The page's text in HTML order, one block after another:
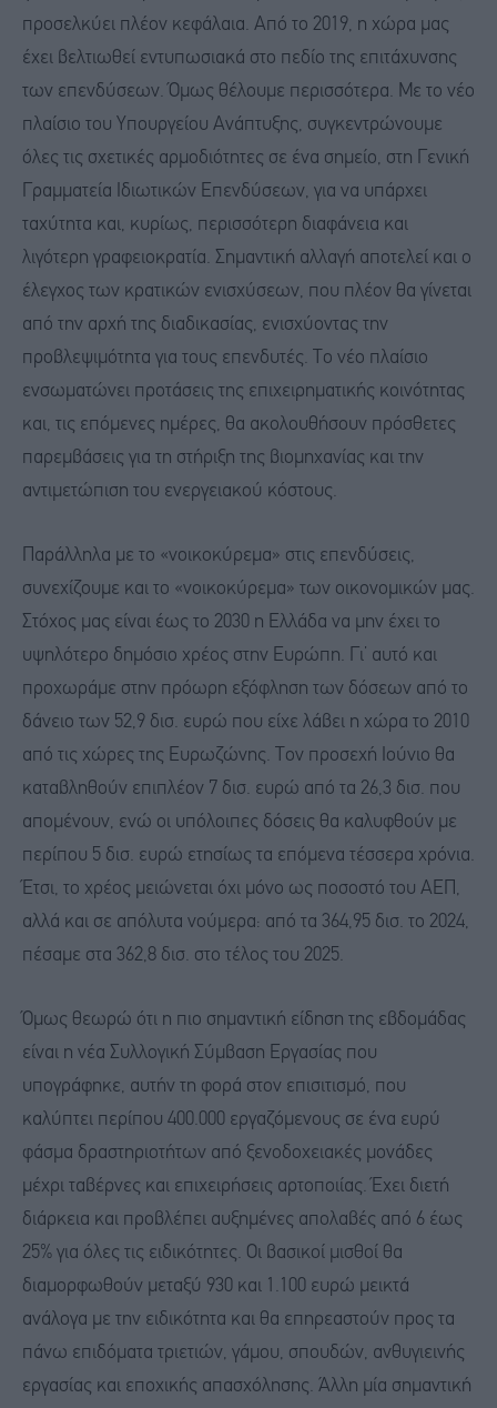
προσελκύει πλέον κεφάλαια. Από το 2019, η χώρα μας
έχει βελτιωθεί εντυπωσιακά στο πεδίο της επιτάχυνσης
των επενδύσεων. Όμως θέλουμε περισσότερα. Με το νέο
πλαίσιο του Υπουργείου Ανάπτυξης, συγκεντρώνουμε
όλες τις σχετικές αρμοδιότητες σε ένα σημείο, στη Γενική
Γραμματεία Ιδιωτικών Επενδύσεων, για να υπάρχει
ταχύτητα και, κυρίως, περισσότερη διαφάνεια και
λιγότερη γραφειοκρατία. Σημαντική αλλαγή αποτελεί και ο
έλεγχος των κρατικών ενισχύσεων, που πλέον θα γίνεται
από την αρχή της διαδικασίας, ενισχύοντας την
προβλεψιμότητα για τους επενδυτές. Το νέο πλαίσιο
ενσωματώνει προτάσεις της επιχειρηματικής κοινότητας
και, τις επόμενες ημέρες, θα ακολουθήσουν πρόσθετες
παρεμβάσεις για τη στήριξη της βιομηχανίας και την
αντιμετώπιση του ενεργειακού κόστους.
Παράλληλα με το «νοικοκύρεμα» στις επενδύσεις,
συνεχίζουμε και το «νοικοκύρεμα» των οικονομικών μας.
Στόχος μας είναι έως το 2030 η Ελλάδα να μην έχει το
υψηλότερο δημόσιο χρέος στην Ευρώπη. Γι’ αυτό και
προχωράμε στην πρόωρη εξόφληση των δόσεων από το
δάνειο των 52,9 δισ. ευρώ που είχε λάβει η χώρα το 2010
από τις χώρες της Ευρωζώνης. Τον προσεχή Ιούνιο θα
καταβληθούν επιπλέον 7 δισ. ευρώ από τα 26,3 δισ. που
απομένουν, ενώ οι υπόλοιπες δόσεις θα καλυφθούν με
περίπου 5 δισ. ευρώ ετησίως τα επόμενα τέσσερα χρόνια.
Έτσι, το χρέος μειώνεται όχι μόνο ως ποσοστό του ΑΕΠ,
αλλά και σε απόλυτα νούμερα: από τα 364,95 δισ. το 2024,
πέσαμε στα 362,8 δισ. στο τέλος του 2025.
Όμως θεωρώ ότι η πιο σημαντική είδηση της εβδομάδας
είναι η νέα Συλλογική Σύμβαση Εργασίας που
υπογράφηκε, αυτήν τη φορά στον επισιτισμό, που
καλύπτει περίπου 400.000 εργαζόμενους σε ένα ευρύ
φάσμα δραστηριοτήτων από ξενοδοχειακές μονάδες
μέχρι ταβέρνες και επιχειρήσεις αρτοποιίας. Έχει διετή
διάρκεια και προβλέπει αυξημένες απολαβές από 6 έως
25% για όλες τις ειδικότητες. Οι βασικοί μισθοί θα
διαμορφωθούν μεταξύ 930 και 1.100 ευρώ μεικτά
ανάλογα με την ειδικότητα και θα επηρεαστούν προς τα
πάνω επιδόματα τριετιών, γάμου, σπουδών, ανθυγιεινής
εργασίας και εποχικής απασχόλησης. Άλλη μία σημαντική